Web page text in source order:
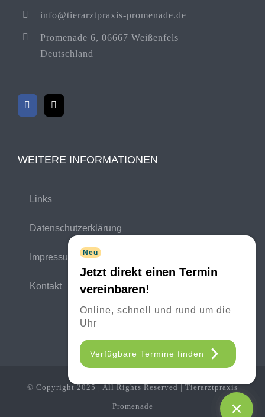
Neu
Jetzt direkt einen Termin
vereinbaren!
Online, schnell und rund um die
Uhr
Verfügbare Termine finden
info@tierarztpraxis-promenade.de
Promenade 6, 06667 Weißenfels
Deutschland
WEITERE INFORMATIONEN
Links
Datenschutzerklärung
Impressum
Kontakt
© Copyright 2025 | All Rights Reserved | Tierarztpraxis
Promenade